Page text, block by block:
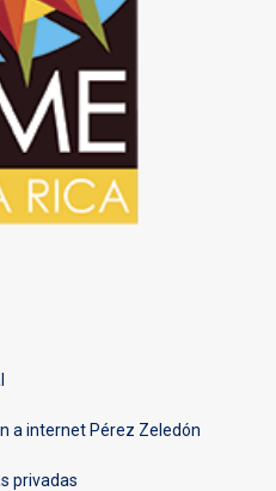
a internet Pérez Zeledón
privadas